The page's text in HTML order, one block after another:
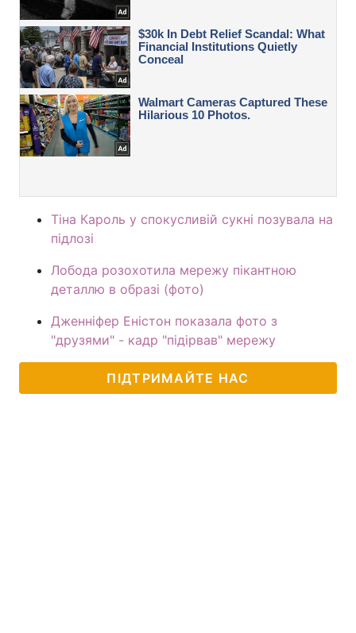
Тіна Кароль у спокусливій сукні позувала на
підлозі
Лобода розохотила мережу пікантною
деталлю в образі (фото)
Дженніфер Еністон показала фото з
"друзями" - кадр "підірвав" мережу
ПІДТРИМАЙТЕ НАС